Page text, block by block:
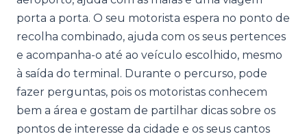
porta a porta. O seu motorista espera no ponto de
recolha combinado, ajuda com os seus pertences
e acompanha-o até ao veículo escolhido, mesmo
à saída do terminal. Durante o percurso, pode
fazer perguntas, pois os motoristas conhecem
bem a área e gostam de partilhar dicas sobre os
pontos de interesse da cidade e os seus cantos